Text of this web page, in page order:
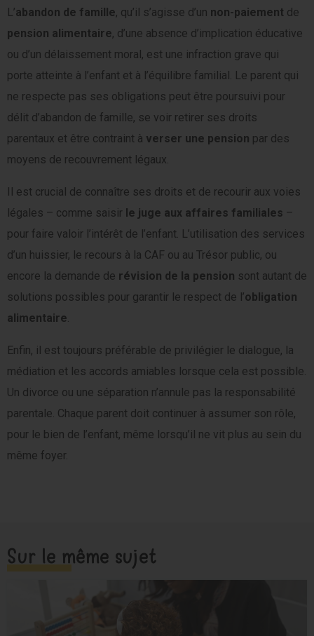
L’abandon de famille, qu’il s’agisse d’un non-paiement de
pension alimentaire, d’une absence d’implication éducative
ou d’un délaissement moral, est une infraction grave qui
porte atteinte à l’enfant et à l’équilibre familial. Le parent qui
ne respecte pas ses obligations peut être poursuivi pour
délit d’abandon de famille, se voir retirer ses droits
parentaux et être contraint à verser une pension par des
moyens de recouvrement légaux.
Il est crucial de connaître ses droits et de recourir aux voies
légales – comme saisir le juge aux affaires familiales –
pour faire valoir l’intérêt de l’enfant. L’utilisation des services
d’un huissier, le recours à la CAF ou au Trésor public, ou
encore la demande de révision de la pension sont autant de
solutions possibles pour garantir le respect de l’obligation
alimentaire.
Enfin, il est toujours préférable de privilégier le dialogue, la
médiation et les accords amiables lorsque cela est possible.
Un divorce ou une séparation n’annule pas la responsabilité
parentale. Chaque parent doit continuer à assumer son rôle,
pour le bien de l’enfant, même lorsqu’il ne vit plus au sein du
même foyer.
Sur le même sujet